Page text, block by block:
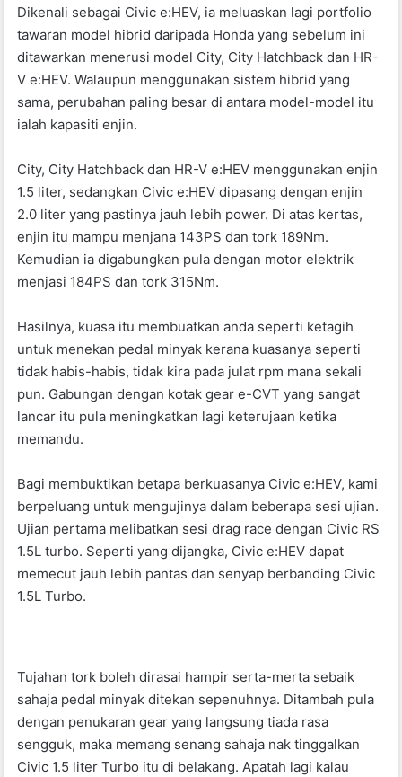
Dikenali sebagai Civic e:HEV, ia meluaskan lagi portfolio
tawaran model hibrid daripada Honda yang sebelum ini
ditawarkan menerusi model City, City Hatchback dan HR-
V e:HEV. Walaupun menggunakan sistem hibrid yang
sama, perubahan paling besar di antara model-model itu
ialah kapasiti enjin.
City, City Hatchback dan HR-V e:HEV menggunakan enjin
1.5 liter, sedangkan Civic e:HEV dipasang dengan enjin
2.0 liter yang pastinya jauh lebih power. Di atas kertas,
enjin itu mampu menjana 143PS dan tork 189Nm.
Kemudian ia digabungkan pula dengan motor elektrik
menjasi 184PS dan tork 315Nm.
Hasilnya, kuasa itu membuatkan anda seperti ketagih
untuk menekan pedal minyak kerana kuasanya seperti
tidak habis-habis, tidak kira pada julat rpm mana sekali
pun. Gabungan dengan kotak gear e-CVT yang sangat
lancar itu pula meningkatkan lagi keterujaan ketika
memandu.
Bagi membuktikan betapa berkuasanya Civic e:HEV, kami
berpeluang untuk mengujinya dalam beberapa sesi ujian.
Ujian pertama melibatkan sesi drag race dengan Civic RS
1.5L turbo. Seperti yang dijangka, Civic e:HEV dapat
memecut jauh lebih pantas dan senyap berbanding Civic
1.5L Turbo.
Tujahan tork boleh dirasai hampir serta-merta sebaik
sahaja pedal minyak ditekan sepenuhnya. Ditambah pula
dengan penukaran gear yang langsung tiada rasa
sengguk, maka memang senang sahaja nak tinggalkan
Civic 1.5 liter Turbo itu di belakang. Apatah lagi kalau